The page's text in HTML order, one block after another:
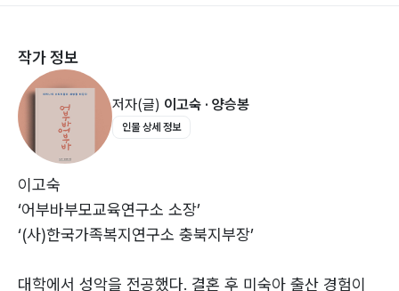
다! 너 잘되라 그러지!… 67
다 똥 같고, 진흙 같아!… 70
더워요! 바지 벗을래요!… 76
뒤통수에 달린 눈… 81
똑같은 거 집에 있잖아… 85
뚝배기와 양은 냄비… 89
리얼 생존! 리얼 잠재력!… 92
말을 잘 듣는 아이들!… 98
무정한 초코파이!… 107
작가 정보
저자(글) 이고숙 · 양승봉
인물 상세 정보
이고숙
‘어부바부모교육연구소 소장’
‘(사)한국가족복지연구소 충북지부장’
대학에서 성악을 전공했다. 결혼 후 미숙아 출산 경험이